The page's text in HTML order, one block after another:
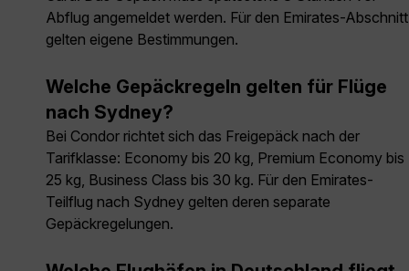
Abflug angemeldet werden. Für den Emirates-Abschnitt
gelten eigene Bestimmungen.
Welche Gepäckregeln gelten für Flüge
nach Sydney?
Bei Condor richtet sich das Freigepäck nach der
Tarifklasse: Economy bis 20 kg, Premium Economy bis
25 kg, Business Class bis 30 kg. Für den Emirates-
Teilflug nach Sydney gelten deren separate
Gepäckregelungen.